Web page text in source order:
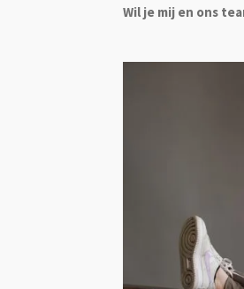
Wil je mij en ons